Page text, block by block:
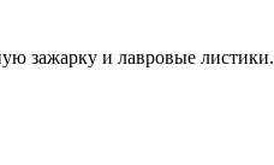
зажарку и лавровые листики.